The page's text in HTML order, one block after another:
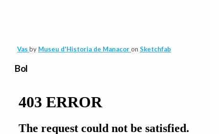
Vas by Museu d'Historia de Manacoron Sketchfab
Bol